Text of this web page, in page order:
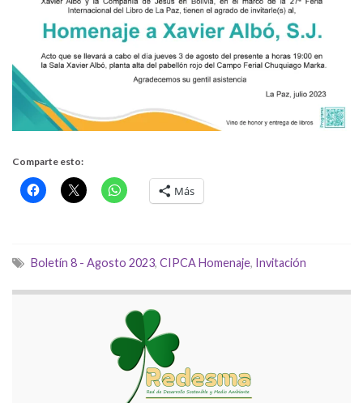
Comparte esto:
Más
Boletín 8 - Agosto 2023, CIPCA Homenaje, Invitación